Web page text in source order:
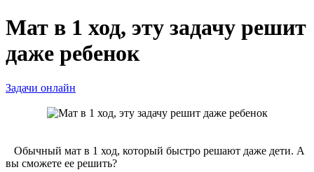
Мат в 1 ход, эту задачу решит
даже ребенок
Задачи онлайн
Обычный мат в 1 ход, который быстро решают даже дети. А
вы сможете ее решить?